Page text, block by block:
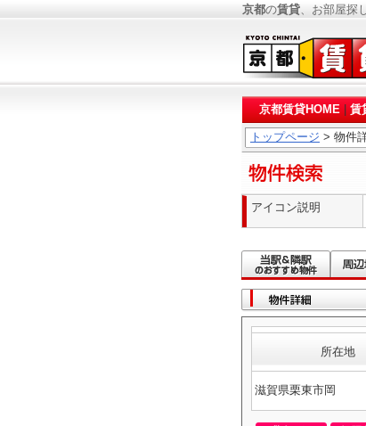
京都の賃貸、お部屋探
京都賃貸HOME 賃
トップページ > 物件
アイコン説明
所在地
滋賀県栗東市岡